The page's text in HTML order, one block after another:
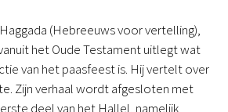
(Hebreeuws voor vertelling),
het Oude Testament uitlegt wat
van het paasfeest is. Hij vertelt over
Zijn verhaal wordt afgesloten met
deel van het Hallel, namelijk